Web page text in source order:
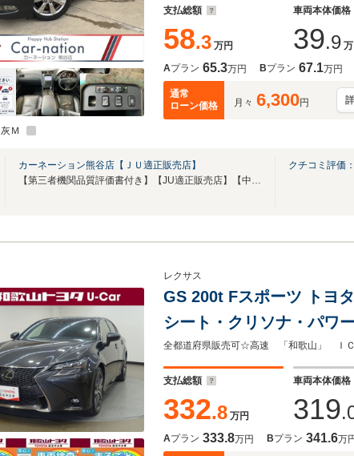
灰Ｍ
支払総額
58.3 万円
車両本体価格
39.9
Aプラン 65.3万円 Bプラン 67.1万円
通常
ローン価格
月々 6,300円
カーネーション熊谷店【ＪＵ適正販売店】
【第三者機関品質評価書付き】【JU適正販売店】【中古自動車販売士資格者常駐】
クチコミ評価：
レクサス
GS 200t Fスポーツ トヨ
シート・クリソナ・パワ
ハンドルヒーター
支払総額
332.8 万円
車両本体価格
319
Aプラン 333.8万円 Bプラン 341.6万